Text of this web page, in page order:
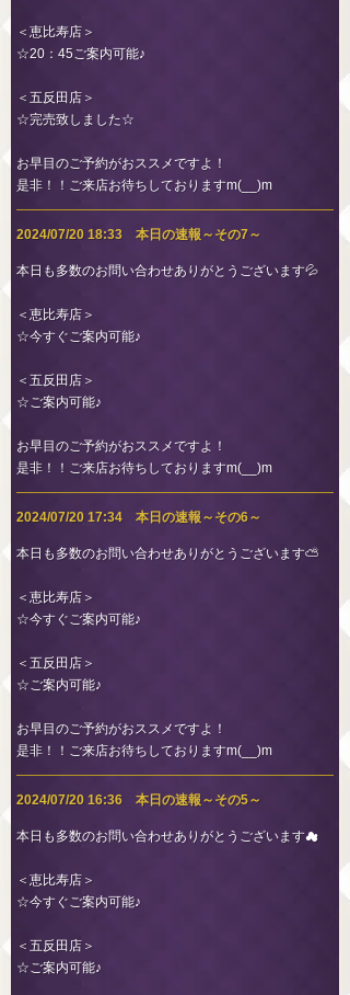
＜恵比寿店＞
☆20：45ご案内可能♪
＜五反田店＞
☆完売致しました☆
お早目のご予約がおススメですよ！
是非！！ご来店お待ちしておりますm(__)m
2024/07/20 18:33 本日の速報～その7～
本日も多数のお問い合わせありがとうございます💦
＜恵比寿店＞
☆今すぐご案内可能♪
＜五反田店＞
☆ご案内可能♪
お早目のご予約がおススメですよ！
是非！！ご来店お待ちしておりますm(__)m
2024/07/20 17:34 本日の速報～その6～
本日も多数のお問い合わせありがとうございます⛅
＜恵比寿店＞
☆今すぐご案内可能♪
＜五反田店＞
☆ご案内可能♪
お早目のご予約がおススメですよ！
是非！！ご来店お待ちしておりますm(__)m
2024/07/20 16:36 本日の速報～その5～
本日も多数のお問い合わせありがとうございます☁
＜恵比寿店＞
☆今すぐご案内可能♪
＜五反田店＞
☆ご案内可能♪